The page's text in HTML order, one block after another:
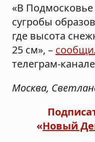
«В
сугробы
где высота
25 см», –
телеграм-
Москва,
«Новый